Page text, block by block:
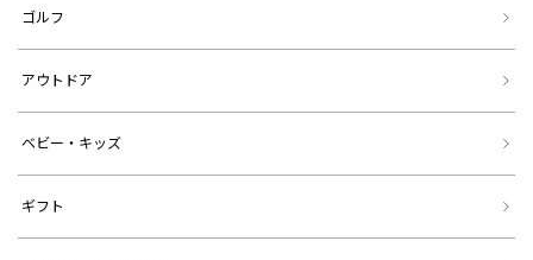
ゴルフ
アウトドア
ベビー・キッズ
ギフト